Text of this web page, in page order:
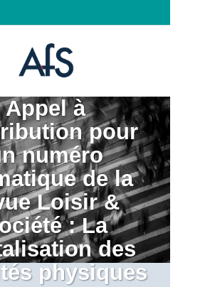
Appel à
pour
numéro
de la
Loisir &
: La
des
physiques